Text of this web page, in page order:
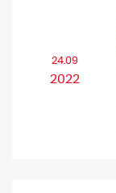
24.09
2022